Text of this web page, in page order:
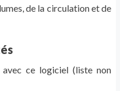
de la circulation et de
ce logiciel (liste non